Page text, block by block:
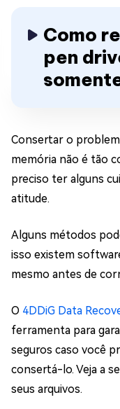
Como
pen
Consertar o
memória não é tão
preciso ter alguns
atitude.
Alguns métodos
isso existem
mesmo antes de
O 4DDiG Data
ferramenta para
seguros caso você
consertá-lo. Veja a
seus arquivos.